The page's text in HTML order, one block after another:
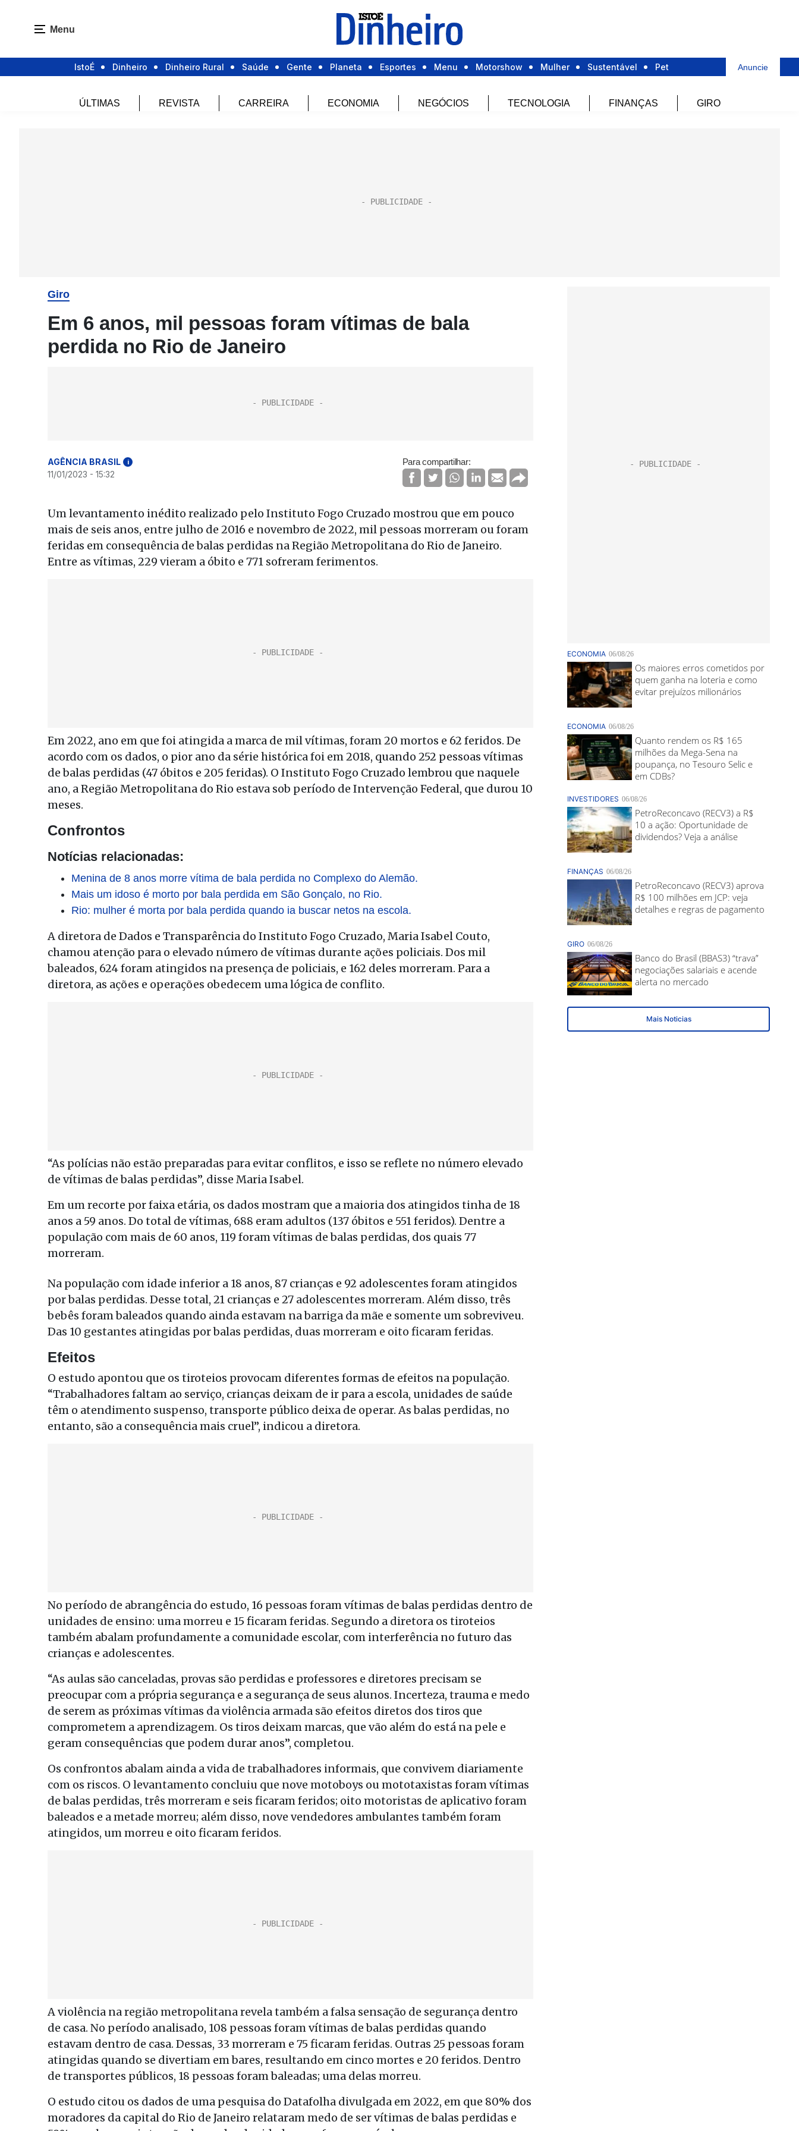
Menu
IstoÉ Dinheiro Dinheiro Rural Saúde Gente Planeta Esportes Menu Motorshow Mulher Sustentável Pet Anuncie
ÚLTIMAS REVISTA CARREIRA ECONOMIA NEGÓCIOS TECNOLOGIA FINANÇAS GIRO
Giro
Em 6 anos, mil pessoas foram vítimas de bala
perdida no Rio de Janeiro
AGÊNCIA BRASIL i
11/01/2023 - 15:32
Para compartilhar:
Um levantamento inédito realizado pelo Instituto Fogo Cruzado mostrou que em pouco
mais de seis anos, entre julho de 2016 e novembro de 2022, mil pessoas morreram ou foram
feridas em consequência de balas perdidas na Região Metropolitana do Rio de Janeiro.
Entre as vítimas, 229 vieram a óbito e 771 sofreram ferimentos.
Em 2022, ano em que foi atingida a marca de mil vítimas, foram 20 mortos e 62 feridos. De
acordo com os dados, o pior ano da série histórica foi em 2018, quando 252 pessoas vítimas
de balas perdidas (47 óbitos e 205 feridas). O Instituto Fogo Cruzado lembrou que naquele
ano, a Região Metropolitana do Rio estava sob período de Intervenção Federal, que durou 10
meses.
Confrontos
Notícias relacionadas:
Menina de 8 anos morre vítima de bala perdida no Complexo do Alemão.
Mais um idoso é morto por bala perdida em São Gonçalo, no Rio.
Rio: mulher é morta por bala perdida quando ia buscar netos na escola.
A diretora de Dados e Transparência do Instituto Fogo Cruzado, Maria Isabel Couto,
chamou atenção para o elevado número de vítimas durante ações policiais. Dos mil
baleados, 624 foram atingidos na presença de policiais, e 162 deles morreram. Para a
diretora, as ações e operações obedecem uma lógica de conflito.
“As polícias não estão preparadas para evitar conflitos, e isso se reflete no número elevado
de vítimas de balas perdidas”, disse Maria Isabel.
Em um recorte por faixa etária, os dados mostram que a maioria dos atingidos tinha de 18
anos a 59 anos. Do total de vítimas, 688 eram adultos (137 óbitos e 551 feridos). Dentre a
população com mais de 60 anos, 119 foram vítimas de balas perdidas, dos quais 77
morreram.
Na população com idade inferior a 18 anos, 87 crianças e 92 adolescentes foram atingidos
por balas perdidas. Desse total, 21 crianças e 27 adolescentes morreram. Além disso, três
bebês foram baleados quando ainda estavam na barriga da mãe e somente um sobreviveu.
Das 10 gestantes atingidas por balas perdidas, duas morreram e oito ficaram feridas.
Efeitos
O estudo apontou que os tiroteios provocam diferentes formas de efeitos na população.
“Trabalhadores faltam ao serviço, crianças deixam de ir para a escola, unidades de saúde
têm o atendimento suspenso, transporte público deixa de operar. As balas perdidas, no
entanto, são a consequência mais cruel”, indicou a diretora.
No período de abrangência do estudo, 16 pessoas foram vítimas de balas perdidas dentro de
unidades de ensino: uma morreu e 15 ficaram feridas. Segundo a diretora os tiroteios
também abalam profundamente a comunidade escolar, com interferência no futuro das
crianças e adolescentes.
“As aulas são canceladas, provas são perdidas e professores e diretores precisam se
preocupar com a própria segurança e a segurança de seus alunos. Incerteza, trauma e medo
de serem as próximas vítimas da violência armada são efeitos diretos dos tiros que
comprometem a aprendizagem. Os tiros deixam marcas, que vão além do está na pele e
geram consequências que podem durar anos”, completou.
Os confrontos abalam ainda a vida de trabalhadores informais, que convivem diariamente
com os riscos. O levantamento concluiu que nove motoboys ou mototaxistas foram vítimas
de balas perdidas, três morreram e seis ficaram feridos; oito motoristas de aplicativo foram
baleados e a metade morreu; além disso, nove vendedores ambulantes também foram
atingidos, um morreu e oito ficaram feridos.
A violência na região metropolitana revela também a falsa sensação de segurança dentro
de casa. No período analisado, 108 pessoas foram vítimas de balas perdidas quando
estavam dentro de casa. Dessas, 33 morreram e 75 ficaram feridas. Outras 25 pessoas foram
atingidas quando se divertiam em bares, resultando em cinco mortes e 20 feridos. Dentro
de transportes públicos, 18 pessoas foram baleadas; uma delas morreu.
O estudo citou os dados de uma pesquisa do Datafolha divulgada em 2022, em que 80% dos
moradores da capital do Rio de Janeiro relataram medo de ser vítimas de balas perdidas e